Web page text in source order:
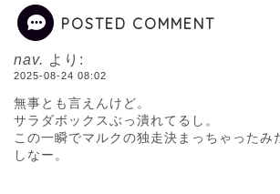
POSTED COMMENT
nav. より:
2025-08-24 08:02
無事とも言えんけど。
サラダボックスぶっ潰れてるし。
この一瞬でマルクの独走決まっちゃったみ
しなー。